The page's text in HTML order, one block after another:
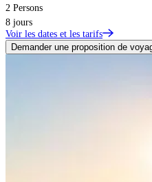
2 Persons
8 jours
Voir les dates et les tarifs
Demander une proposition de